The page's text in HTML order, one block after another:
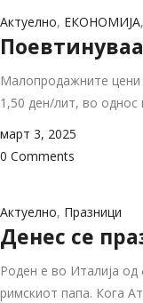
Актуелно, ЕКОНОМИЈА,
Малопродажните
1,50 ден/лит, во
март 3, 2025
0 Comments
Актуелно, Празници
Денес се
Роден е во Италија од
римскиот папа. Кога